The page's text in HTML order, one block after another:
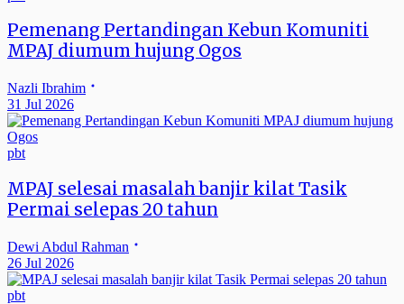
Pemenang Pertandingan Kebun Komuniti
MPAJ diumum hujung Ogos
Nazli Ibrahim
31 Jul 2026
pbt
MPAJ selesai masalah banjir kilat Tasik
Permai selepas 20 tahun
Dewi Abdul Rahman
26 Jul 2026
pbt